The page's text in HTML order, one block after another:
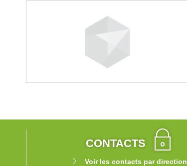
CONTACTS
Voir les contacts par direction